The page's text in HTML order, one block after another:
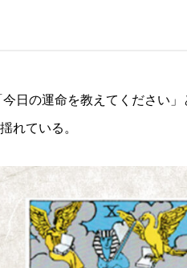
日の運命を教えてください
れている。